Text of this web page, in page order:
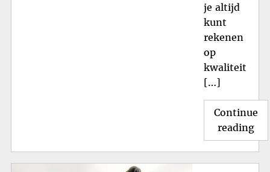
je altijd
kunt
rekenen
op
kwaliteit
[…]
Continue
reading
en